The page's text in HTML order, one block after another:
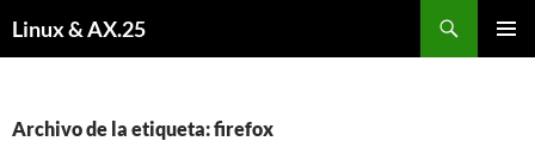
Linux & AX.25
Archivo de la etiqueta: firefox